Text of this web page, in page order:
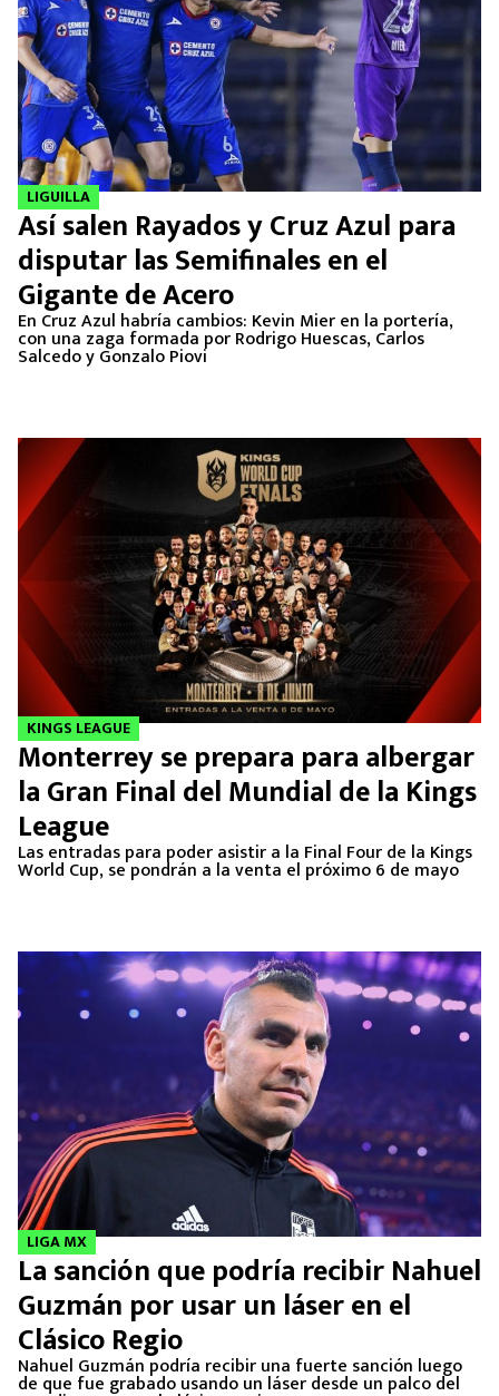
LIGUILLA
Así salen Rayados y Cruz Azul para
disputar las Semifinales en el
Gigante de Acero
En Cruz Azul habría cambios: Kevin Mier en la portería,
con una zaga formada por Rodrigo Huescas, Carlos
Salcedo y Gonzalo Piovi
KINGS LEAGUE
Monterrey se prepara para albergar
la Gran Final del Mundial de la Kings
League
Las entradas para poder asistir a la Final Four de la Kings
World Cup, se pondrán a la venta el próximo 6 de mayo
LIGA MX
La sanción que podría recibir Nahuel
Guzmán por usar un láser en el
Clásico Regio
Nahuel Guzmán podría recibir una fuerte sanción luego
de que fue grabado usando un láser desde un palco del